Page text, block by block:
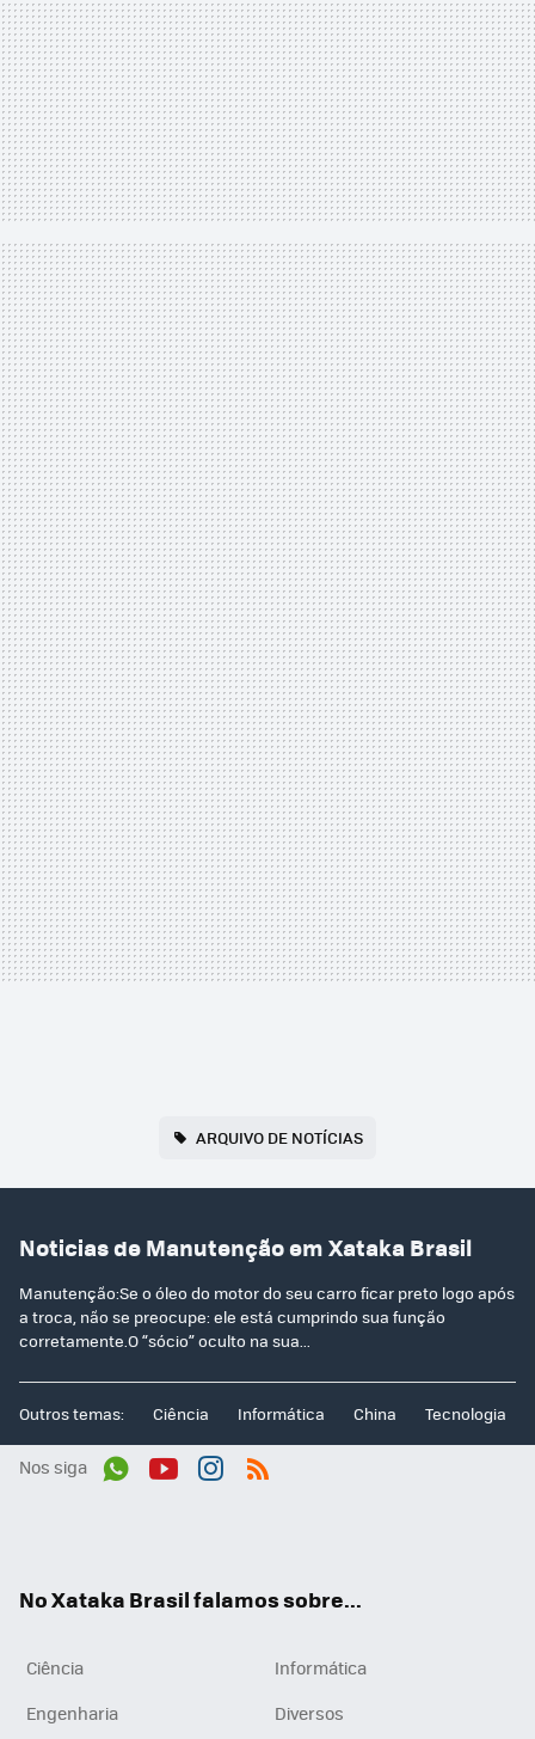
ARQUIVO DE NOTÍCIAS
Noticias de Manutenção em Xataka Brasil
Manutenção:Se o óleo do motor do seu carro ficar preto logo após
a troca, não se preocupe: ele está cumprindo sua função
corretamente.O “sócio” oculto na sua...
Outros temas: Ciência Informática China Tecnologia
Nos siga
No Xataka Brasil falamos sobre...
Ciência
Informática
Engenharia
Diversos